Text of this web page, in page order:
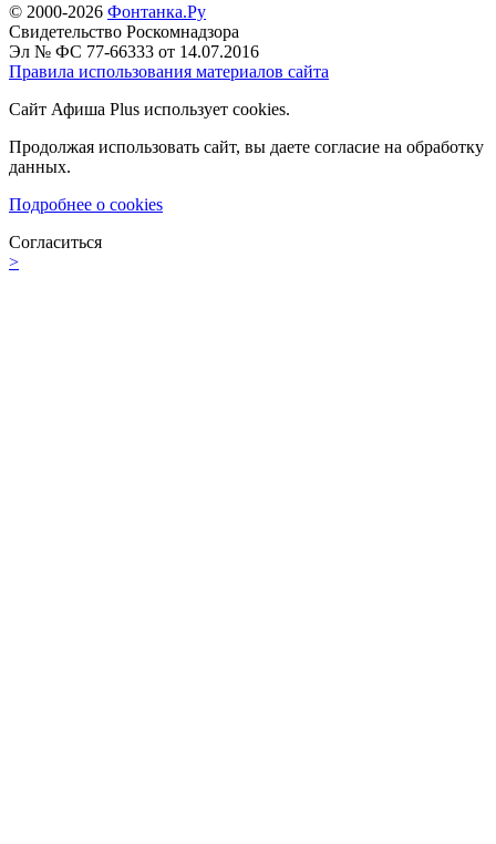
© 2000-2026 Фонтанка.Ру
Свидетельство Роскомнадзора
Эл № ФС 77-66333 от 14.07.2016
Правила использования материалов сайта
Сайт Афиша Plus использует cookies.
Продолжая использовать сайт, вы даете согласие на обработку
данных.
Подробнее о cookies
Согласиться
>